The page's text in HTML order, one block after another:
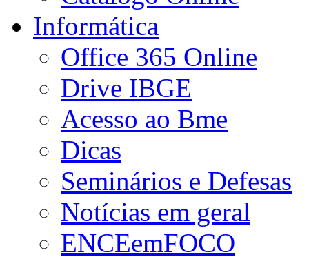
Informática
Office 365 Online
Drive IBGE
Acesso ao Bme
Dicas
Seminários e Defesas
Notícias em geral
ENCEemFOCO